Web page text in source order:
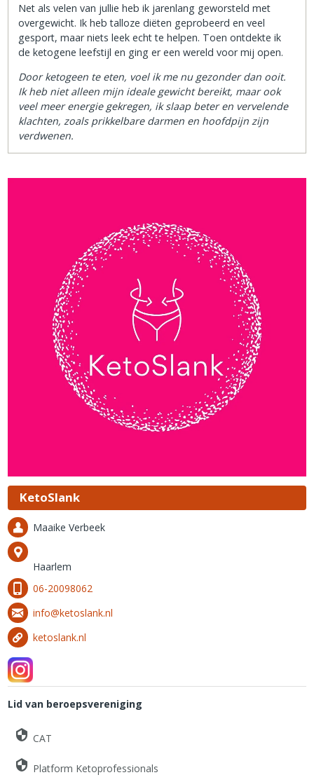
Net als velen van jullie heb ik jarenlang geworsteld met
overgewicht. Ik heb talloze diëten geprobeerd en veel
gesport, maar niets leek echt te helpen. Toen ontdekte ik
de ketogene leefstijl en ging er een wereld voor mij open.
Door ketogeen te eten, voel ik me nu gezonder dan ooit.
Ik heb niet alleen mijn ideale gewicht bereikt, maar ook
veel meer energie gekregen, ik slaap beter en vervelende
klachten, zoals prikkelbare darmen en hoofdpijn zijn
verdwenen.
KetoSlank
Maaike Verbeek
Haarlem
06-20098062
info@ketoslank.nl
ketoslank.nl
Lid van beroepsvereniging
CAT
Platform Ketoprofessionals